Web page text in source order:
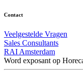
Contact
Veelgestelde Vragen
Sales Consultants
RAI Amsterdam
Word exposant op